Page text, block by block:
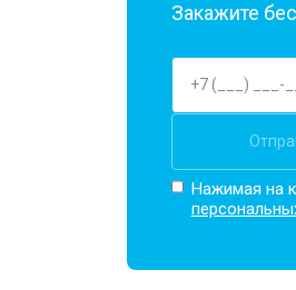
Закажите
Нажимая на